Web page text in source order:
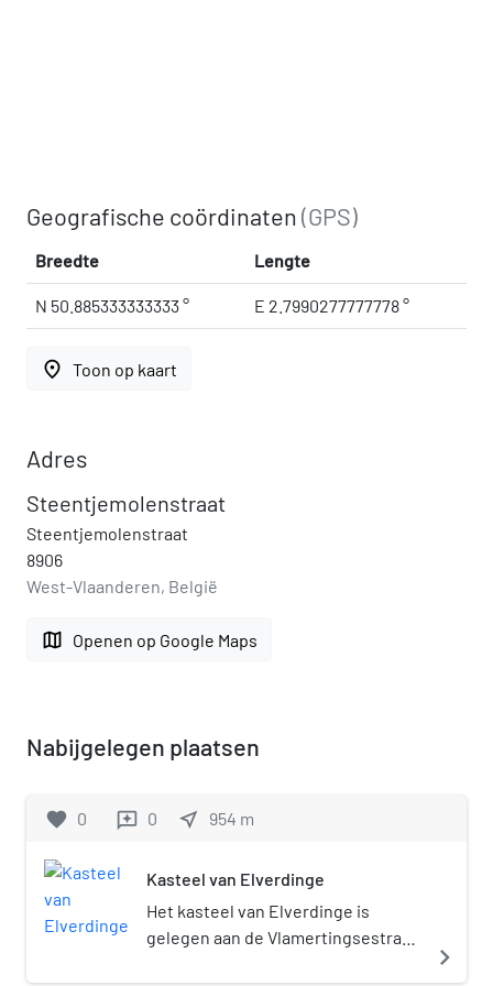
Geografische coördinaten(GPS)
Breedte Lengte
N 50.885333333333 ° E 2.7990277777778 °
place Toon op kaart
Adres
Steentjemolenstraat
Steentjemolenstraat
8906
West-Vlaanderen, België
map Openen op Google Maps
Nabijgelegen plaatsen
favorite 0 reviews 0 near_me 954 m
Kasteel van Elverdinge
Het kasteel van Elverdinge is
gelegen aan de Vlamertingsestraat
navigate_next